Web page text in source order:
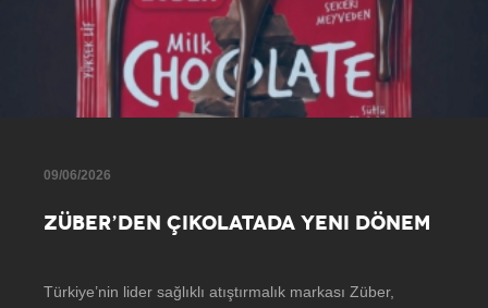
09/06/2026
ZÜBER’DEN ÇIKOLATADA YENI DÖNEM
Türkiye’nin lider sağlıklı atıştırmalık markası Züber,